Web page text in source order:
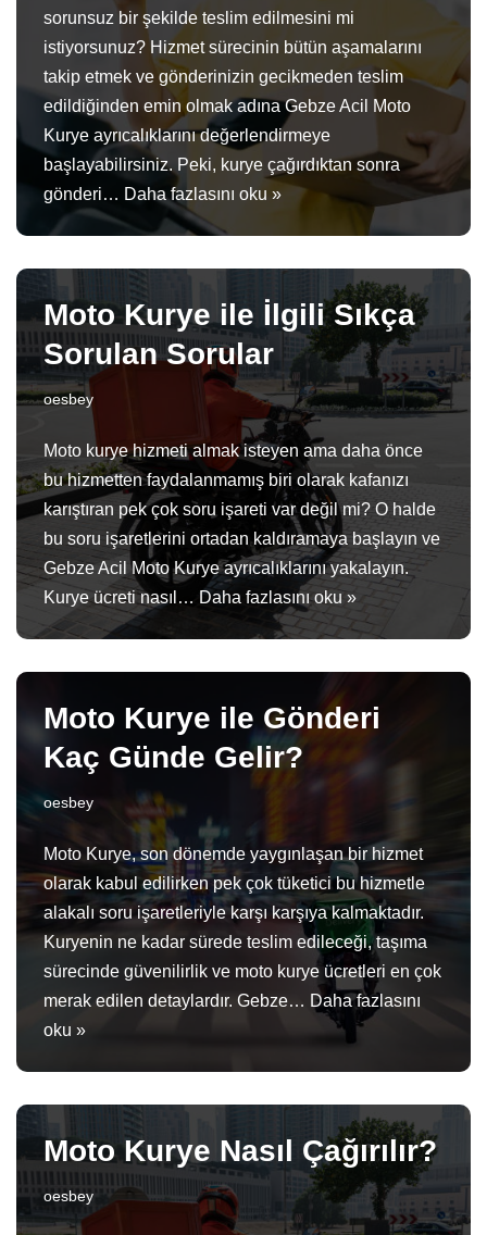
sorunsuz bir şekilde teslim edilmesini mi
istiyorsunuz? Hizmet sürecinin bütün aşamalarını
takip etmek ve gönderinizin gecikmeden teslim
edildiğinden emin olmak adına Gebze Acil Moto
Kurye ayrıcalıklarını değerlendirmeye
başlayabilirsiniz. Peki, kurye çağırdıktan sonra
gönderi… Daha fazlasını oku »
Moto Kurye ile İlgili Sıkça
Sorulan Sorular
oesbey
Moto kurye hizmeti almak isteyen ama daha önce
bu hizmetten faydalanmamış biri olarak kafanızı
karıştıran pek çok soru işareti var değil mi? O halde
bu soru işaretlerini ortadan kaldıramaya başlayın ve
Gebze Acil Moto Kurye ayrıcalıklarını yakalayın.
Kurye ücreti nasıl… Daha fazlasını oku »
Moto Kurye ile Gönderi
Kaç Günde Gelir?
oesbey
Moto Kurye, son dönemde yaygınlaşan bir hizmet
olarak kabul edilirken pek çok tüketici bu hizmetle
alakalı soru işaretleriyle karşı karşıya kalmaktadır.
Kuryenin ne kadar sürede teslim edileceği, taşıma
sürecinde güvenilirlik ve moto kurye ücretleri en çok
merak edilen detaylardır. Gebze… Daha fazlasını
oku »
Moto Kurye Nasıl Çağırılır?
oesbey